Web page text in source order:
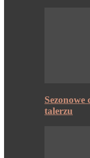
Sezonowe
talerzu